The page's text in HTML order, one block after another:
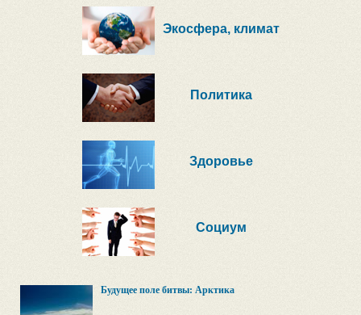
Экосфера, климат
Политика
Здоровье
Социум
Будущее поле битвы: Арктика